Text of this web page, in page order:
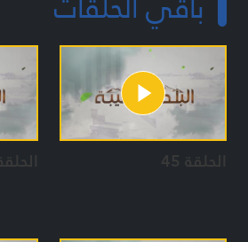
الحلقة 45 الحلقة 44